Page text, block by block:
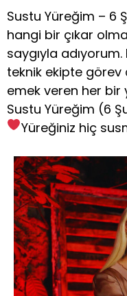
Sustu Yüreğim – 6
hangi bir çıkar
saygıyla
teknik ekipte görev
emek veren her bir
Sustu Yüreğim (6
Yüreğiniz hiç